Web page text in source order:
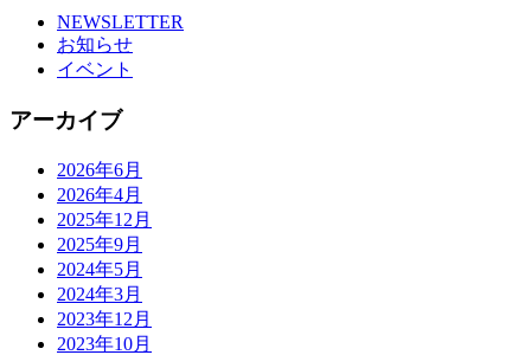
NEWSLETTER
お知らせ
イベント
アーカイブ
2026年6月
2026年4月
2025年12月
2025年9月
2024年5月
2024年3月
2023年12月
2023年10月